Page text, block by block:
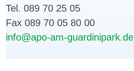
Tel. 089 70 25 05
Fax 089 70 05 80 00
info@apo-am-guardinipark.de